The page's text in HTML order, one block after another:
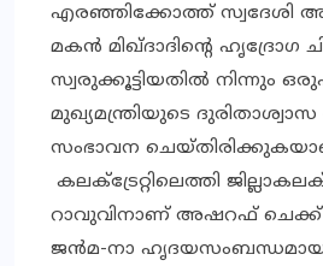
എരഞ്ഞിക്കോത്ത് സ്വദേശി
മകന്‍ മിഖ്ദാദിന്റെ ഹൃദ്രോഗ
സ്വരുക്കൂട്ടിയതില്‍ നിന്നും
മുഖ്യമന്ത്രിയുടെ ദുരിതാശ്വാസ
സംഭാവന
കലക്ട്രേറ്റിലെത്തി
റാവുവിനാണ് അഷറഫ് ചെക്ക്
ജന്‍മ-നാ